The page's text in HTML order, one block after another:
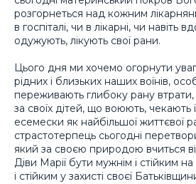
розгорнеться над кожним
в госпіталі, чи в лікарні, чи навіть
одужують, лікують свої рани.
Цього дня ми хочемо огорнути
рідних і близьких наших воїнів,
переживають глибоку рану втрати,
за своїх дітей, що воюють, чекають
есемески як найбільшої життєвої
страстотерпець сьогодні
який за своєю природою вчиться
Діви Марії бути мужнім і стійким
і стійким у захисті своєї